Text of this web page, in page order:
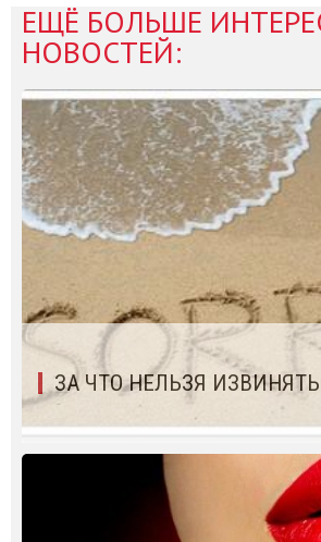
ЕЩЁ БОЛЬШЕ
НОВОСТЕЙ:
ЗА ЧТО НЕЛЬЗЯ